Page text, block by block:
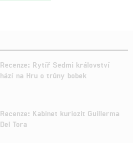
Recenze: Rytíř Sedmi království
hází na Hru o trůny bobek
Recenze: Kabinet kuriozit Guillerma
Del Tora